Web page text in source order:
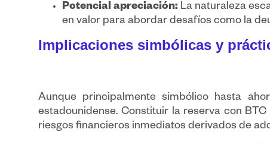
Potencial apreciación: La naturaleza
en valor para abordar desafíos como la
Implicaciones simbólicas y
Aunque principalmente simbólico hasta
estadounidense. Constituir la reserva con
riesgos financieros inmediatos derivados de